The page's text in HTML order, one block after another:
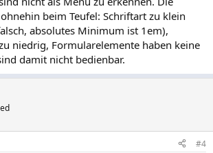
beim Teufel: Schriftart zu klein
absolutes Minimum ist 1em),
niedrig, Formularelemente haben keine
damit nicht bedienbar.
#4